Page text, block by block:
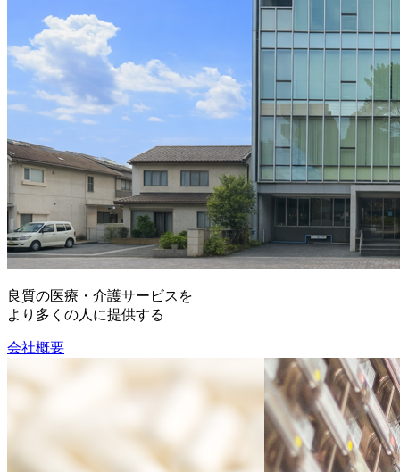
良質の医療・介護サービスを
より多くの人に提供する
会社概要